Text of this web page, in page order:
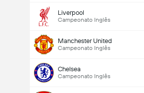
Liverpool
Campeonato Inglês
Manchester United
Campeonato Inglês
Chelsea
Campeonato Inglês